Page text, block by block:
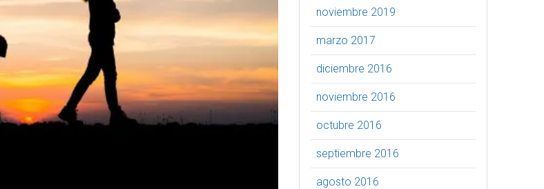
noviembre 2019
marzo 2017
diciembre 2016
noviembre 2016
octubre 2016
septiembre 2016
agosto 2016